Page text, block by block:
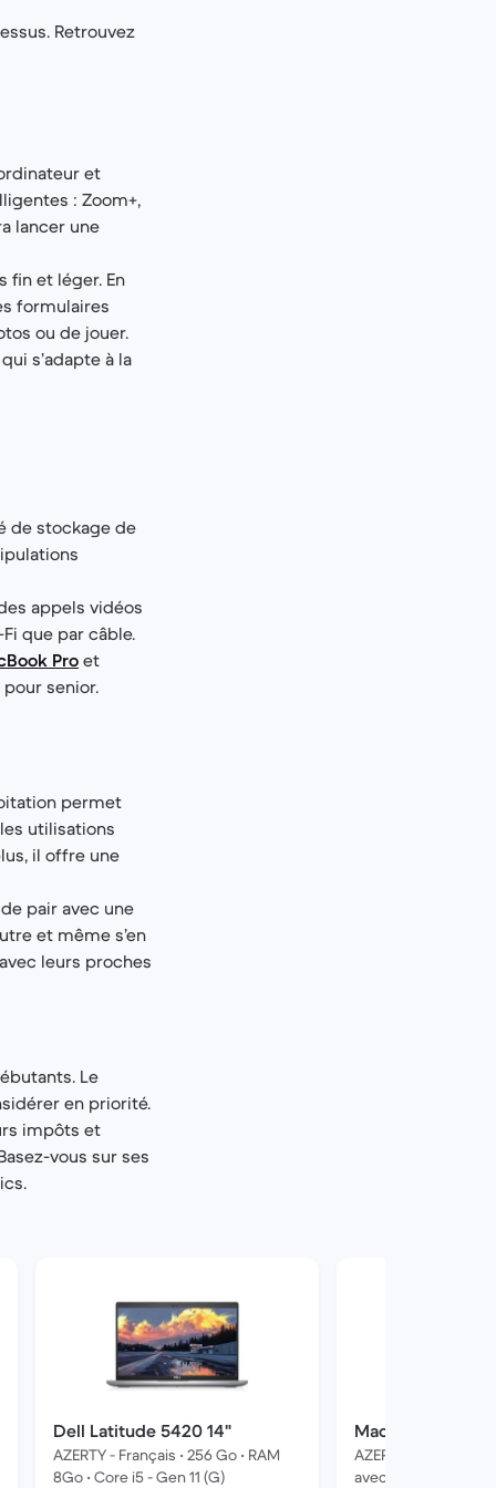
Retrouvez
et
: Zoom+,
lancer une
fin et léger. En
formulaires
ou de jouer.
s’adapte à la
de stockage de
appels vidéos
que par câble.
Proet
senior.
permet
utilisations
il offre une
pair avec une
et même s’en
leurs proches
Le
en priorité.
impôts et
vous sur ses
Dell Latitude 5420 14"
AZERTY - Français • 256 Go • RAM
8Go • Core i5 - Gen 11 (G)
MacBook Air (M1
AZERTY - Français •
avec CPU 8 cœurs -